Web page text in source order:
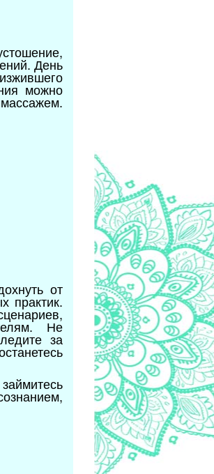
День
можно
от
практик.
Не
за